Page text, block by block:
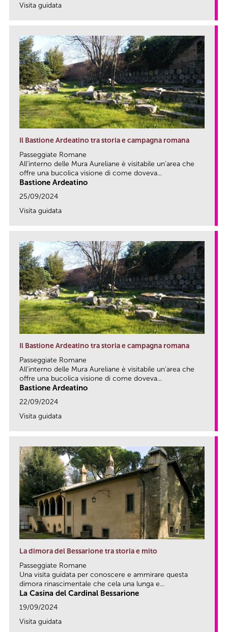
Visita guidata
Il Bastione Ardeatino tra storia e campagna romana
Passeggiate Romane
All’interno delle Mura Aureliane è visitabile un’area che
offre una bucolica visione di come doveva...
Bastione Ardeatino
25/09/2024
Visita guidata
Il Bastione Ardeatino tra storia e campagna romana
Passeggiate Romane
All’interno delle Mura Aureliane è visitabile un’area che
offre una bucolica visione di come doveva...
Bastione Ardeatino
22/09/2024
Visita guidata
La dimora del Bessarione tra storia e mito
Passeggiate Romane
Una visita guidata per conoscere e ammirare questa
dimora rinascimentale che cela una lunga e...
La Casina del Cardinal Bessarione
19/09/2024
Visita guidata